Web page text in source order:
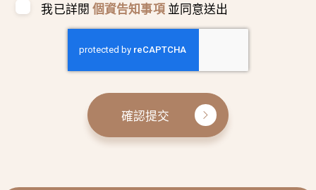
我已詳閱 個資告知事項 並同意送出
確認提交